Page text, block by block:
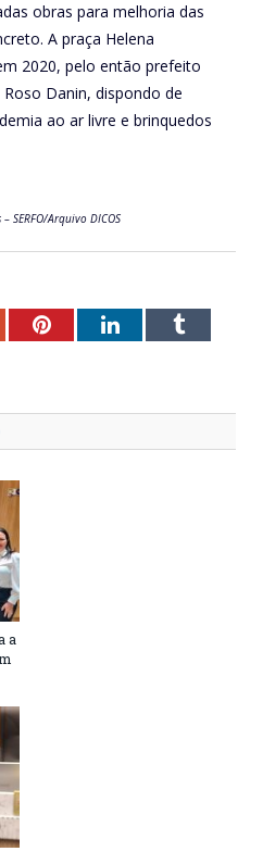
obras para melhoria das
A praça Helena
2020, pelo então prefeito
Danin, dispondo de
ao ar livre e brinquedos
SERFO/Arquivo DICOS
PinterestLinkedInTumblr
a